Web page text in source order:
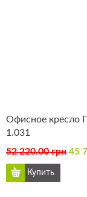
Офисное кресло
1.031
52 220.00 грн 45